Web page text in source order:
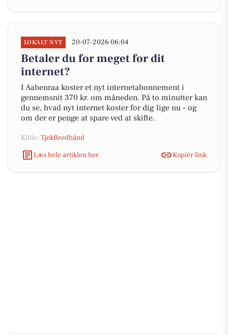
LOKALT NYT 20-07-2026 06:04
Betaler du for meget for dit
internet?
I Aabenraa koster et nyt internetabonnement i
gennemsnit 370 kr. om måneden. På to minutter kan
du se, hvad nyt internet koster for dig lige nu – og
om der er penge at spare ved at skifte.
Kilde: TjekBredbånd
Læs hele artiklen her
Kopiér link